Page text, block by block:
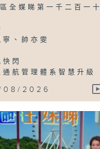
全媒睇第一千二百一
寧、帥亦雯
閃
通航管理體系智慧升級
08/2026